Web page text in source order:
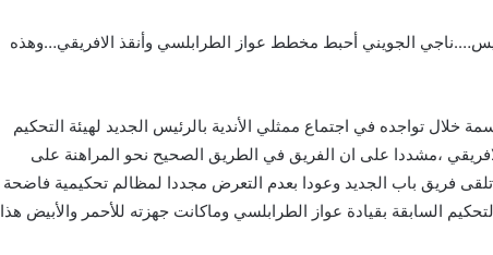
الجويني أحبط مخطط عواز الطرابلسي وأنقذ الافريقي…وهذه
خلال تواجده في اجتماع ممثلي الأندية بالرئيس الجديد لهيئة التحكيم
،مشددا على ان الفريق في الطريق الصحيح نحو المراهنة على
فريق باب الجديد وعودا بعدم التعرض مجددا لمظالم تحكيمية فاضحة
السابقة بقيادة عواز الطرابلسي وماكانت جهزته للأحمر والأبيض هذا